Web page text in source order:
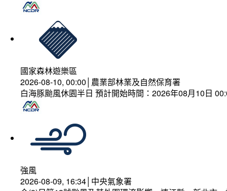
國家森林遊樂區
2026-08-10, 00:00│農業部林業及自然保育署
白海豚颱風休園半日 預計開始時間：2026年08月10日
強風
2026-08-09, 16:34│中央氣象署